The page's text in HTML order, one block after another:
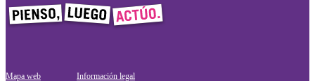
Mapa web Información legal